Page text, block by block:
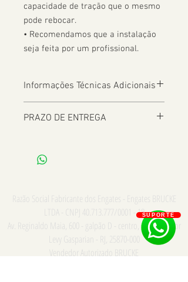
capacidade de tração que o mesmo
pode rebocar.
• Recomendamos que a instalação
seja feita por um profissional.
Informações Técnicas Adicionais
PRAZO DE ENTREGA
Localização
Razão Social Fabricante dos Engates - Engates BRUCKE
LTDA - CNPJ
/0001 - 18
Av. Reginaldo Maia, 600 - galpão D - centro, Comendador
Levy Gasparian - RJ,
Vendedor Autorizado BRUCKE
SUPORTE